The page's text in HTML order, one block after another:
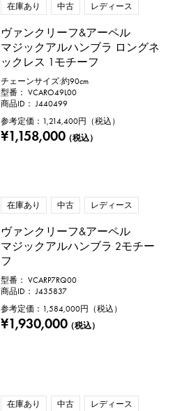
在庫あり 中古 レディース
ヴァンクリーフ&アーペル
マジックアルハンブラ ロングネ
ックレス 1モチーフ
チェーンサイズ:約90cm
型番： VCARO49L00
商品ID： J440499
参考定価： 1,214,400円（税込）
¥1,158,000（税込）
在庫あり 中古 レディース
ヴァンクリーフ&アーペル
マジックアルハンブラ 2モチー
フ
型番： VCARP7RQ00
商品ID： J435837
参考定価： 1,584,000円（税込）
¥1,930,000（税込）
在庫あり 中古 レディース